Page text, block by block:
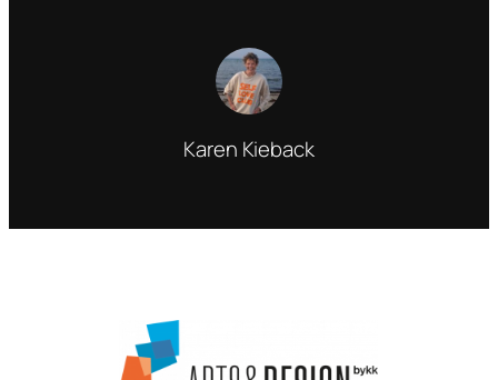
Karen Kieback